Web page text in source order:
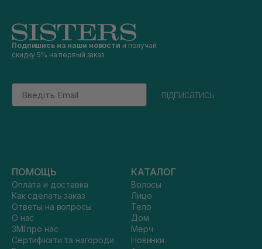
Подпишись на наши новости и получай
скидку 5% на первый заказ
Email
підписатись
ПОМОЩЬ
Оплата и доставка
Как сделать заказ
Ответы на вопросы
О нас
ЗМІ про нас
Сертифікати та нагороди
КАТАЛОГ
Волосы
Лицо
Тело
Дом
Мерч
Новинки